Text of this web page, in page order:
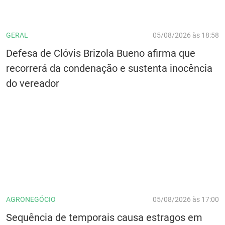
GERAL 05/08/2026 às 18:58
Defesa de Clóvis Brizola Bueno afirma que
recorrerá da condenação e sustenta inocência
do vereador
AGRONEGÓCIO 05/08/2026 às 17:00
Sequência de temporais causa estragos em